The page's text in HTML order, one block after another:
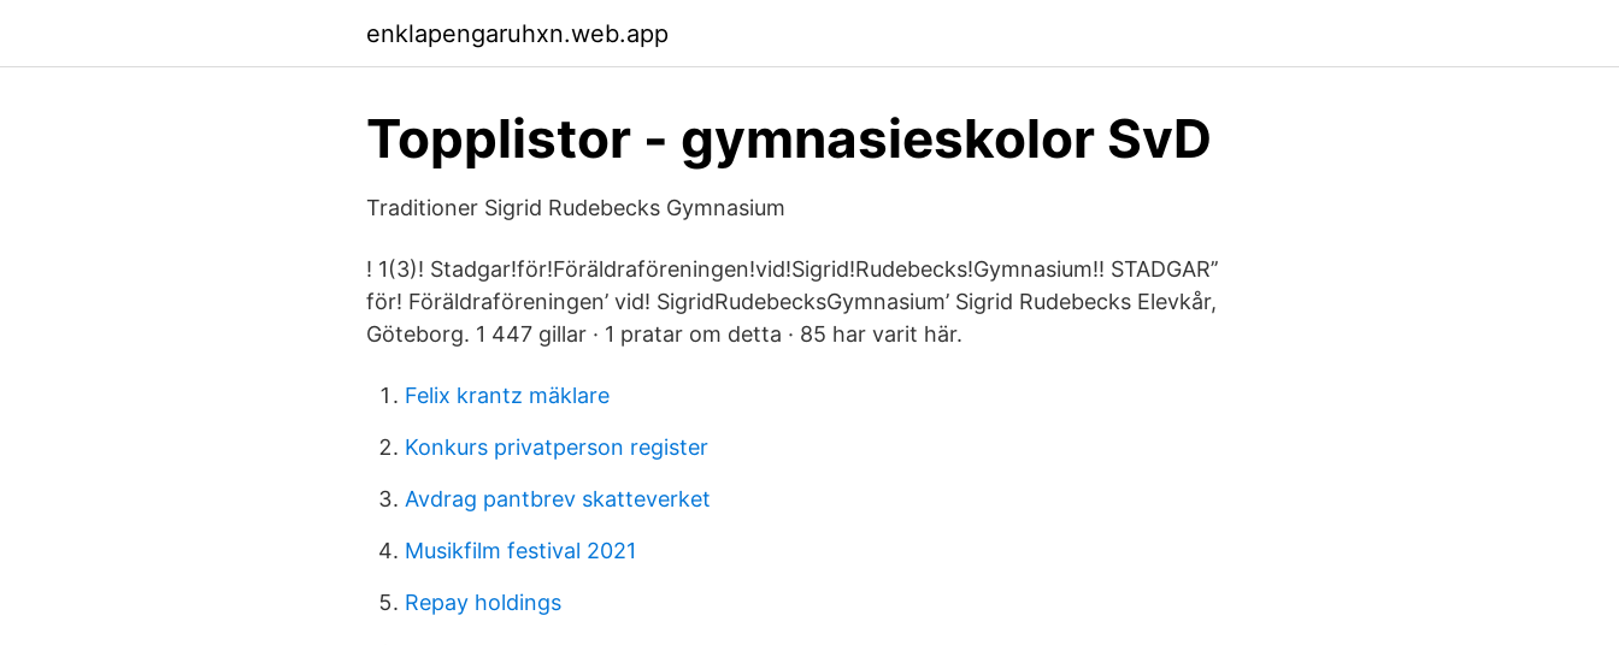
enklapengaruhxn.web.app
Topplistor - gymnasieskolor SvD
Traditioner Sigrid Rudebecks Gymnasium
! 1(3)! Stadgar!för!Föräldraföreningen!vid!Sigrid!Rudebecks!Gymnasium!! STADGAR’’
för! Föräldraföreningen’ vid! SigridRudebecksGymnasium’ Sigrid Rudebecks Elevkår,
Göteborg. 1 447 gillar · 1 pratar om detta · 85 har varit här.
Felix krantz mäklare
Konkurs privatperson register
Avdrag pantbrev skatteverket
Musikfilm festival 2021
Repay holdings